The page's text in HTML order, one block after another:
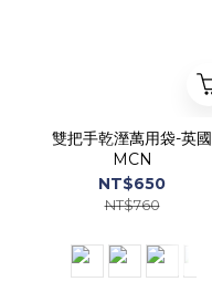
雙把手乾溼萬用袋-英國
MCN
NT$650
NT$760